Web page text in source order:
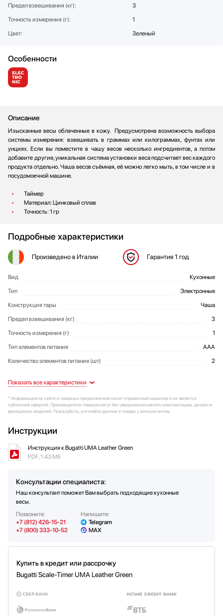
Тостеры
Увлажнители воздуха
Предел взвешивания (кг):
3
Точность измерения (г):
1
Цвет:
Зеленый
Особенности
Описание
Изысканные весы облаченные в кожу. Предусмотрена возможность выбора
системы измерения: взвешивать в граммах или килограммах, фунтах или
унциях. Если вы поместите в чашу весов несколько ингредиентов, а потом
добавите другие, уникальная система установки веса подсчитает вес каждого
продукта отдельно. Чаша весов съёмная, её можно легко мыть, в том числе и в
посудомоечной машине.
Таймер
Материал: Цинковый сплав
Точность: 1 гр
Подробные характеристики
Произведено в Италии Гарантия 1 год
Общие характеристики
Вид
Кухонные
Тип
Электронные
Конструкция тары
Чаша
Предел взвешивания (кг)
3
Точность измерения (г)
1
Тип элементов питания
AAA
Количество элементов питания (шт)
2
Особенности дизайна
Последовательное взвешивание
особенности исполнения
Дизайнер: Innocenzo Rifino и Lorenzo
Ruggieri
* Информация на сайте о товарных предложениях носит справочный характер и не является
публичной офертой. Производители товаров могут без уведомления менять комплектацию, дизайн и
функционал моделей. Пожалуйста, уточняйте данные о товаре у консультантов.
Инструкции
Инструкция к Bugatti UMA Leather Green
PDF, 1.43 Мб
Консультации специалиста:
Наш консультант поможет Вам выбрать подходящие кухонные
весы.
Позвоните:
+7 (812) 426-15-21
+7 (800) 333-10-52
Напишите:
Telegram
MAX
Купить в кредит или рассрочку
Bugatti Scale-Timer UMA Leather Green